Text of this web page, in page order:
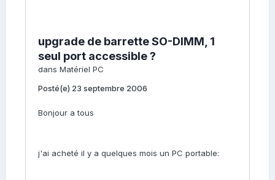
upgrade de barrette SO-DIMM, 1
seul port accessible ?
dans Matériel PC
Posté(e) 23 septembre 2006
Bonjour a tous
j'ai acheté il y a quelques mois un PC portable: